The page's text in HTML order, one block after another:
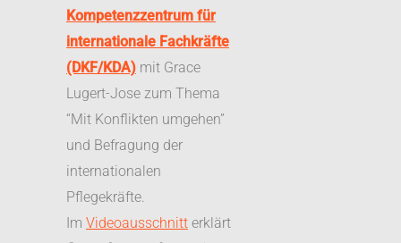
Kompetenzzentrum für
internationale Fachkräfte
(DKF/KDA) mit Grace
Lugert-Jose zum Thema
“Mit Konflikten umgehen”
und Befragung der
internationalen
Pflegekräfte.
Im Videoausschnitt erklärt